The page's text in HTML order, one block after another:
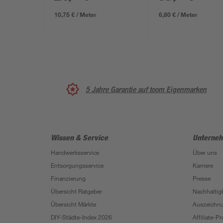
10,75 € / Meter 6,80 € / Meter
5 Jahre Garantie auf toom Eigenmarken
Wissen & Service
Handwerksservice
Entsorgungsservice
Finanzierung
Übersicht Ratgeber
Übersicht Märkte
DIY-Städte-Index 2026
Über uns
Karriere
Presse
Affiliate-